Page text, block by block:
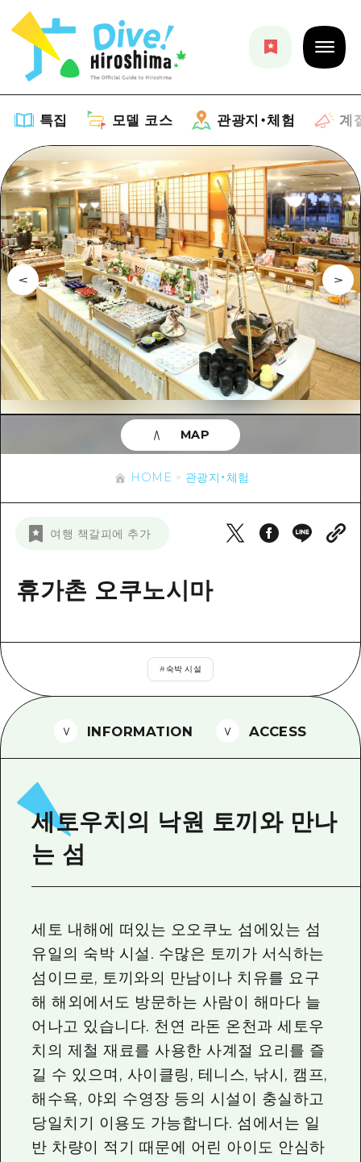
특집 모델 코스 관광지・체험 계
특집
목록
추천
아트
이벤트/축제
음식/술
사이클링
쇼핑
스포츠
나이트 라이프
기준
치유
모델 코스
목록
Dive! Hiroshima 공식 가이드
Hiroshima Moshimo Travel
히로시마시 주변
아키(安芸)
빈고(備後)
미야지마(宮島) 주변
빠른 여행
반나절
1박 2일
2박 3일
관광지・체험
목록
히로시마시 주변
아키(安芸)
빈고(備後)
비북(備北)
게이호쿠(芸北)
야마구치(山口)현 동부
시마네(島根)현
계절 정보
이벤트
유용한 정보
목록
접근
히로시마 OMOTENASHI 패스
외국인 여행자용 거리 관광안내소
사진 다운로드
뉴스
HOME 관광지・체험
여행 책갈피에 추가
휴가촌 오쿠노시마
# 숙박 시설
MAP
INFORMATION ACCESS
세토우치의 낙원 토끼와 만나
는 섬
세토 내해에 떠있는 오오쿠노 섬에있는 섬
유일의 숙박 시설. 수많은 토끼가 서식하는
섬이므로, 토끼와의 만남이나 치유를 요구
해 해외에서도 방문하는 사람이 해마다 늘
어나고 있습니다. 천연 라돈 온천과 세토우
치의 제철 재료를 사용한 사계절 요리를 즐
길 수 있으며, 사이클링, 테니스, 낚시, 캠프,
해수욕, 야외 수영장 등의 시설이 충실하고
당일치기 이용도 가능합니다. 섬에서는 일
반 차량이 적기 때문에 어린 아이도 안심하